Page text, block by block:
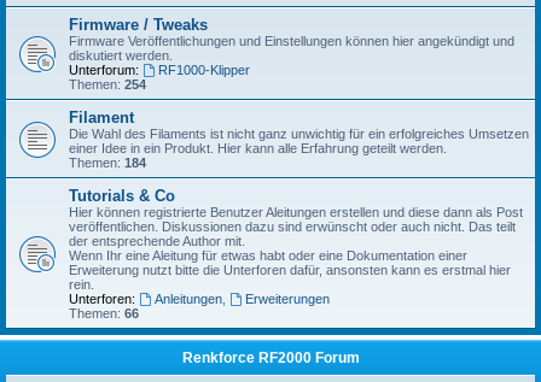
Firmware / Tweaks
Firmware Veröffentlichungen und Einstellungen können hier angekündigt und
diskutiert werden.
Unterforum:
RF1000-Klipper
Themen: 254
Filament
Die Wahl des Filaments ist nicht ganz unwichtig für ein erfolgreiches Umsetzen
einer Idee in ein Produkt. Hier kann alle Erfahrung geteilt werden.
Themen: 184
Tutorials & Co
Hier können registrierte Benutzer Aleitungen erstellen und diese dann als Post
veröffentlichen. Diskussionen dazu sind erwünscht oder auch nicht. Das teilt
der entsprechende Author mit.
Wenn Ihr eine Aleitung für etwas habt oder eine Dokumentation einer
Erweiterung nutzt bitte die Unterforen dafür, ansonsten kann es erstmal hier
rein.
Unterforen:
Anleitungen,
Erweiterungen
Themen: 66
Renkforce RF2000 Forum